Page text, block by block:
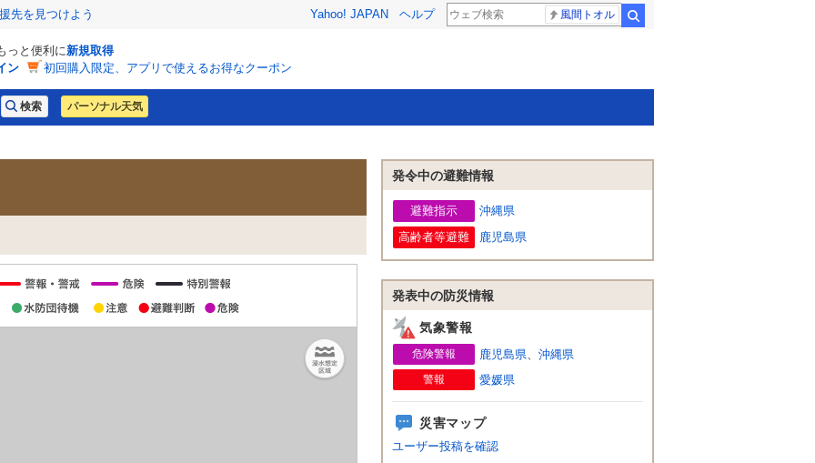
先を見つけよう Yahoo! JAPAN ヘルプ 風間トオル
っと便利に新規取得
ン
初回購入限定、アプリで使えるお得なクーポン
パーソナル天気
発令中の避難情報
避難指示
沖縄県
高齢者等避難
鹿児島県
発表中の防災情報
気象警報
危険警報 鹿児島県、 沖縄県
警報 愛媛県
災害マップ
ユーザー投稿を確認